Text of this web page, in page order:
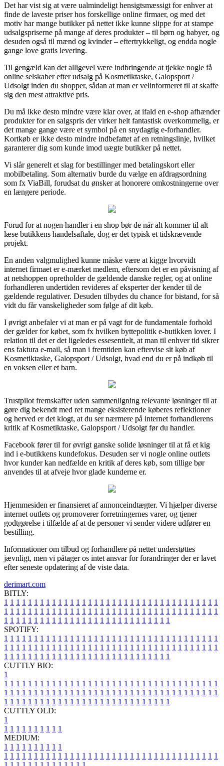
Det har vist sig at være ualmindeligt hensigtsmæssigt for enhver at
finde de laveste priser hos forskellige online firmaer, og med det
motiv har mange butikker på nettet ikke kunne slippe for at stampe
udsalgspriserne på mange af deres produkter – til børn og babyer, og
desuden også til mænd og kvinder – eftertrykkeligt, og endda nogle
gange love gratis levering.
Til gengæld kan det alligevel være indbringende at tjekke nogle få
online selskaber efter udsalg på Kosmetiktaske, Galopsport /
Udsolgt inden du shopper, sådan at man er velinformeret til at skaffe
sig den mest attraktive pris.
Du må ikke desto mindre være klar over, at ifald en e-shop afhænder
produkter for en salgspris der virker helt fantastisk overkommelig, er
det mange gange være et symbol på en snydagtig e-forhandler.
Kortkøb er ikke desto mindre indbefattet af en retningslinje, hvilket
garanterer dig som kunde imod uægte butikker på nettet.
Vi slår generelt et slag for bestillinger med betalingskort eller
mobilbetaling. Som alternativ burde du vælge en afdragsordning
som fx ViaBill, forudsat du ønsker at honorere omkostningerne over
en længere periode.
Forud for at nogen handler i en shop bør de når alt kommer til alt
læse butikkens handelsaftale, dog er det typisk et tidskrævende
projekt.
En anden valgmulighed kunne måske være at kigge hvorvidt
internet firmaet er e-mærket medlem, eftersom det er en påvisning af
at netshoppen opretholder de gældende danske regler, og at online
forhandleren undertiden revideres af eksperter der kender til de
gældende regulativer. Desuden tilbydes du chance for bistand, for så
vidt du får vanskeligheder som følge af dit køb.
I øvrigt anbefaler vi at man er på vagt for de fundamentale forhold
der gælder for købet, som fx hvilken byttepolitik e-butikken lover. I
relation til det er det ligeledes essesentielt, at man til enhver tid sikrer
ens faktura e-mail, så man i fremtiden kan eftervise sit køb af
Kosmetiktaske, Galopsport / Udsolgt, hvad end du er på indkøb til
en voksen eller et barn.
Trustpilot fremskaffer uden sammenligning relevante løsninger til at
gøre dig bekendt med ret mange eksisterende køberes reflektioner
og herved er det klogt, at du ser nærmere på internet forhandlerens
kritik af Kosmetiktaske, Galopsport / Udsolgt før du handler.
Facebook fører til for øvrigt ganske solide løsninger til at få et kig
ind i e-butikkens kundefokus. Desuden ser vi nogle online outlets
hvor kunder kan nedfælde en kritik af deres køb, som tillige bør
anvendes til at afveje hvor glade kunderne er.
Hjemmesiden er finansieret af annonceindtægter. Vi hjælper diverse
internet outlets og promoverer forretningernes varer, og tjener
godtgørelse i tilfælde af at de personer vi sender videre udfører en
bestilling.
Informationer om tilbud og forhandlere på nettet understøttes
jævnligt, men vi påtager os intet ansvar for forandringer der er lavet
efter seneste opdatering af de viste data.
derimart.com
BITLY:
1 1 1 1 1 1 1 1 1 1 1 1 1 1 1 1 1 1 1 1 1 1 1 1 1 1 1 1 1 1 1 1 1 1 1 1
1 1 1 1 1 1 1 1 1 1 1 1 1 1 1 1 1 1 1 1 1 1 1 1 1 1 1 1 1 1 1 1 1 1 1 1
1 1 1 1 1 1 1 1 1 1 1 1 1 1 1 1 1 1 1 1 1 1 1 1 1 1 1 1
SPOTIFY:
1 1 1 1 1 1 1 1 1 1 1 1 1 1 1 1 1 1 1 1 1 1 1 1 1 1 1 1 1 1 1 1 1 1 1 1
1 1 1 1 1 1 1 1 1 1 1 1 1 1 1 1 1 1 1 1 1 1 1 1 1 1 1 1 1 1 1 1 1 1 1 1
1 1 1 1 1 1 1 1 1 1 1 1 1 1 1 1 1 1 1 1 1 1 1 1 1 1 1 1
CUTTLY BIO:
1
1 1 1 1 1 1 1 1 1 1 1 1 1 1 1 1 1 1 1 1 1 1 1 1 1 1 1 1 1 1 1 1 1 1 1 1
1 1 1 1 1 1 1 1 1 1 1 1 1 1 1 1 1 1 1 1 1 1 1 1 1 1 1 1 1 1 1 1 1 1 1 1
1 1 1 1 1 1 1 1 1 1 1 1 1 1 1 1 1 1 1 1 1 1 1 1 1 1 1 1
CUTTLY OLD:
1
1 1 1 1 1 1 1 1 1 1
MEDIUM:
1 1 1 1 1 1 1 1 1 1
1 1 1 1 1 1 1 1 1 1 1 1 1 1 1 1 1 1 1 1 1 1 1 1 1 1 1 1 1 1 1 1 1 1 1 1